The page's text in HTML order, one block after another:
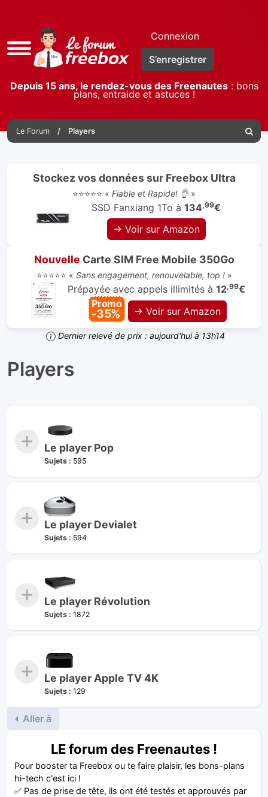
Accès
rapide
Connexion
S’enregistrer
Depuis 15 ans, le rendez-vous des Freenautes: bons
plans, entraide et astuces !
Le Forum Players
Stockez vos données sur Freebox Ultra
⭐⭐⭐⭐⭐ « Fiable et Rapide! 👌»
SSD Fanxiang 1To à 134,99€
→ Voir sur Amazon
Nouvelle Carte SIM Free Mobile 350Go
⭐⭐⭐⭐⭐ « Sans engagement, renouvelable, top !»
Prépayée avec appels illimités à 12,99€
Promo
-35% → Voir sur Amazon
Dernier relevé de prix : aujourd'hui à 13h14
Players
Le player Pop
Sujets : 595
Le player Devialet
Sujets : 594
Le player Révolution
Sujets : 1872
Le player Apple TV 4K
Sujets : 129
Aller à
LE forum des Freenautes !
Pour booster ta Freebox ou te faire plaisir, les bons-plans
hi-tech c'est ici !
✅ Pas de prise de tête, ils ont été testés et approuvés par